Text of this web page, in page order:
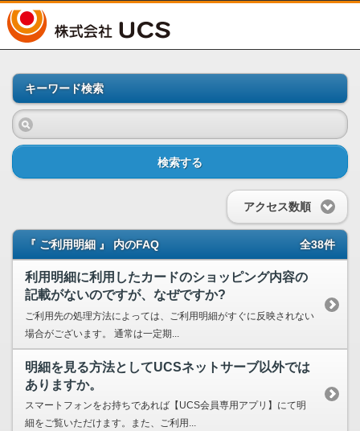
キーワード検索
検索する
アクセス数順
『 ご利用明細 』 内のFAQ 全38件
利用明細に利用したカードのショッピング内容の
記載がないのですが、なぜですか?
ご利用先の処理方法によっては、ご利用明細がすぐに反映されない
場合がございます。 通常は一定期...
明細を見る方法としてUCSネットサーブ以外では
ありますか。
スマートフォンをお持ちであれば【UCS会員専用アプリ】にて明
細をご覧いただけます。また、ご利用...